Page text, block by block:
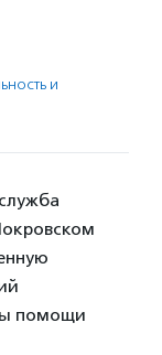
и
помощи